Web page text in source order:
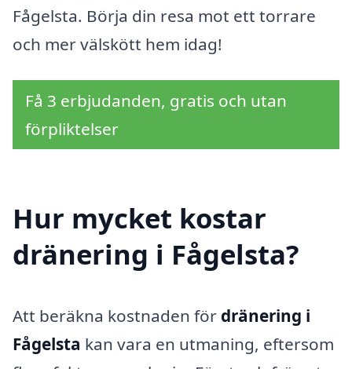
Fågelsta. Börja din resa mot ett torrare
och mer välskött hem idag!
Få 3 erbjudanden, gratis och utan
förpliktelser
Hur mycket kostar
dränering i Fågelsta?
Att beräkna kostnaden för dränering i
Fågelsta kan vara en utmaning, eftersom